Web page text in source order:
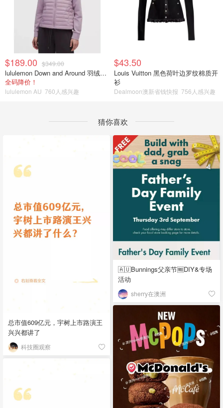
$189.00 $349.00
lululemon Down and Around 羽绒夹克
全码降价！
lululemon AU 760人感兴趣
$43.50
Louis Vuitton 黑色荷叶边罗纹棉质开
衫
Dealmoon澳新省钱快报 756人感兴趣
猜你喜欢
总市值609亿元，宇树上市路演王
兴兴都讲了
科技圈观察
🇦🇺Bunnings父亲节🆓DIY&专场
活动
sherry在澳洲